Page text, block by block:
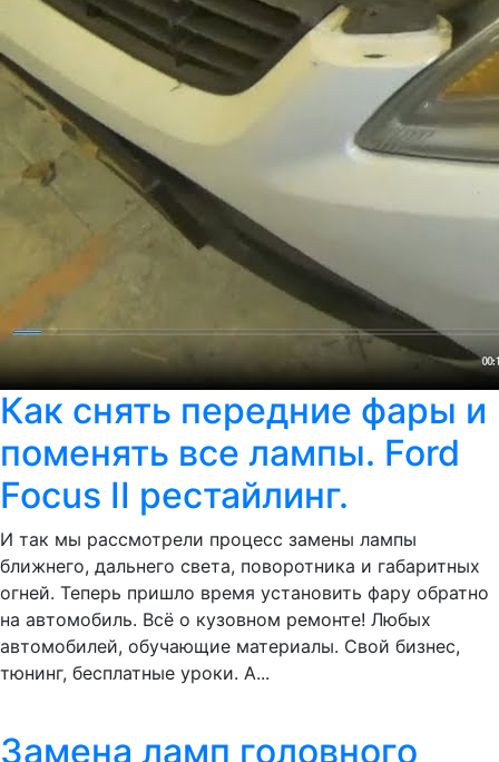
Как снять передние фары и
поменять все лампы. Ford
Focus II рестайлинг.
И так мы рассмотрели процесс замены лампы
ближнего, дальнего света, поворотника и габаритных
огней. Теперь пришло время установить фару обратно
на автомобиль. Всё о кузовном ремонте! Любых
автомобилей, обучающие материалы. Свой бизнес,
тюнинг, бесплатные уроки. А...
Замена ламп головного